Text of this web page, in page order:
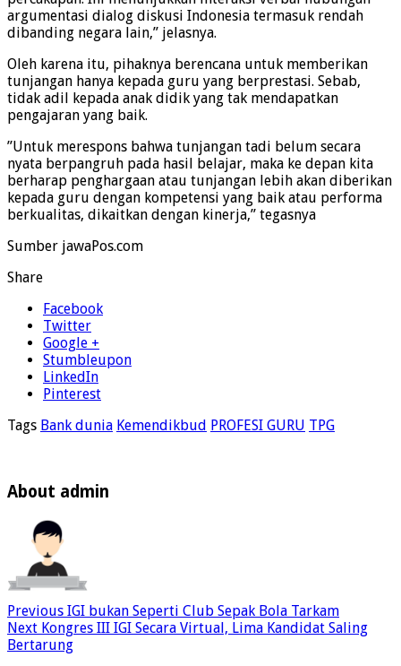
argumentasi dialog diskusi Indonesia termasuk rendah
dibanding negara lain,’’ jelasnya.
Oleh karena itu, pihaknya berencana untuk memberikan
tunjangan hanya kepada guru yang berprestasi. Sebab,
tidak adil kepada anak didik yang tak mendapatkan
pengajaran yang baik.
’’Untuk merespons bahwa tunjangan tadi belum secara
nyata berpangruh pada hasil belajar, maka ke depan kita
berharap penghargaan atau tunjangan lebih akan diberikan
kepada guru dengan kompetensi yang baik atau performa
berkualitas, dikaitkan dengan kinerja,’’ tegasnya
Sumber jawaPos.com
Share
Facebook
Twitter
Google +
Stumbleupon
LinkedIn
Pinterest
Tags Bank dunia Kemendikbud PROFESI GURU TPG
About admin
Previous IGI bukan Seperti Club Sepak Bola Tarkam
Next Kongres III IGI Secara Virtual, Lima Kandidat Saling
Bertarung